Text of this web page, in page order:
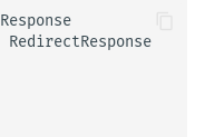
Response
RedirectResponse